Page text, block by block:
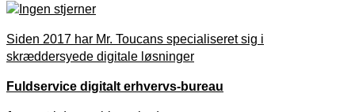
Siden 2017 har Mr. Toucans specialiseret sig i
skræddersyede digitale løsninger
Fuldservice digitalt erhvervs-bureau